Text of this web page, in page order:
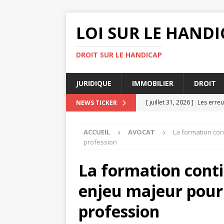
LOI SUR LE
DROIT SUR LE HANDICAP
JURIDIQUE IMMOBILIER DROIT
NEWS TICKER [ juillet 31, 2026 ] Les
[ juillet 23, 2026 ] Les
DIVORCE
[ août 4, 2026 ] Rôle d’un
ACCUEIL AVOCAT
La formation
profession
La formation
enjeu majeur
profession